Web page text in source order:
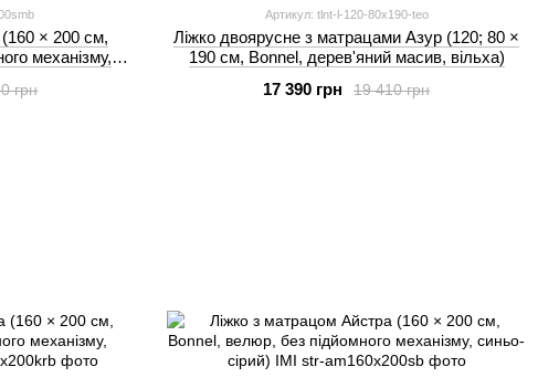
× 200 см,
механізму,
грн
Артикул: tlnt-l-120-80x190-teo
Ліжко двоярусне з матрацами Азур (120; 80 ×
190 см, Bonnel, дерев'яний масив, вільха)
19 410 грн
17 390 грн